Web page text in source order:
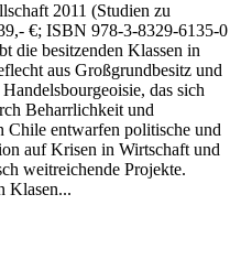
2011 (Studien zu
€; ISBN 978-3-8329-6135-0
die besitzenden Klassen in
aus Großgrundbesitz und
das sich
Beharrlichkeit und
Chile entwarfen politische und
auf Krisen in Wirtschaft und
weitreichende Projekte.
Klasen...